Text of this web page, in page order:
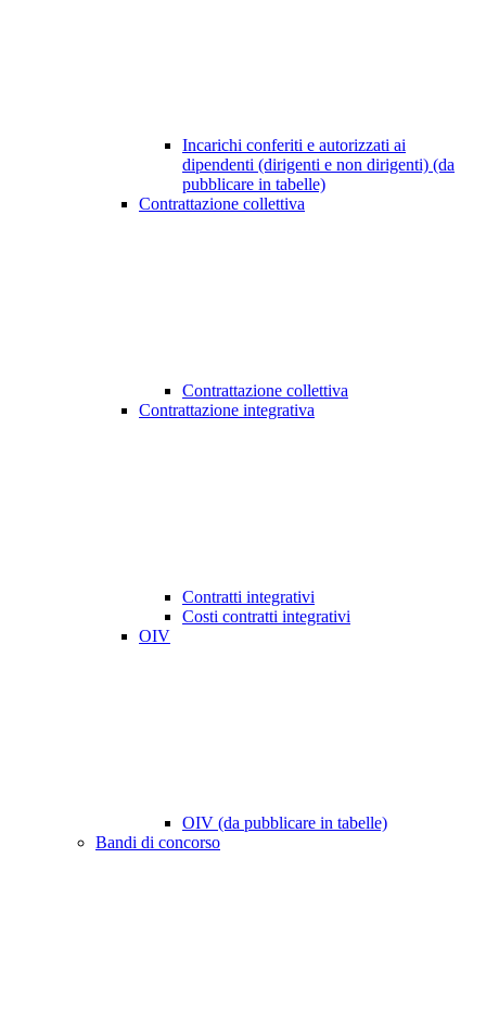
Incarichi conferiti e autorizzati ai
dipendenti (dirigenti e non dirigenti) (da
pubblicare in tabelle)
Contrattazione collettiva
Contrattazione collettiva
Contrattazione integrativa
Contratti integrativi
Costi contratti integrativi
OIV
OIV (da pubblicare in tabelle)
Bandi di concorso